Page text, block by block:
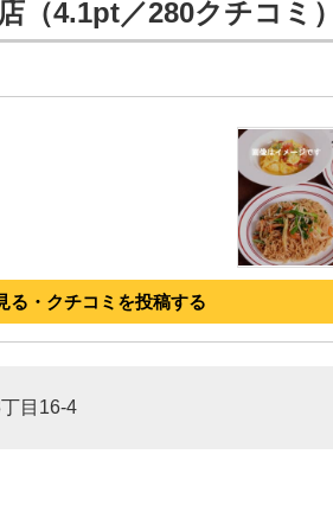
（4.1pt／280クチコミ）
る・クチコミを投稿する
目16-4